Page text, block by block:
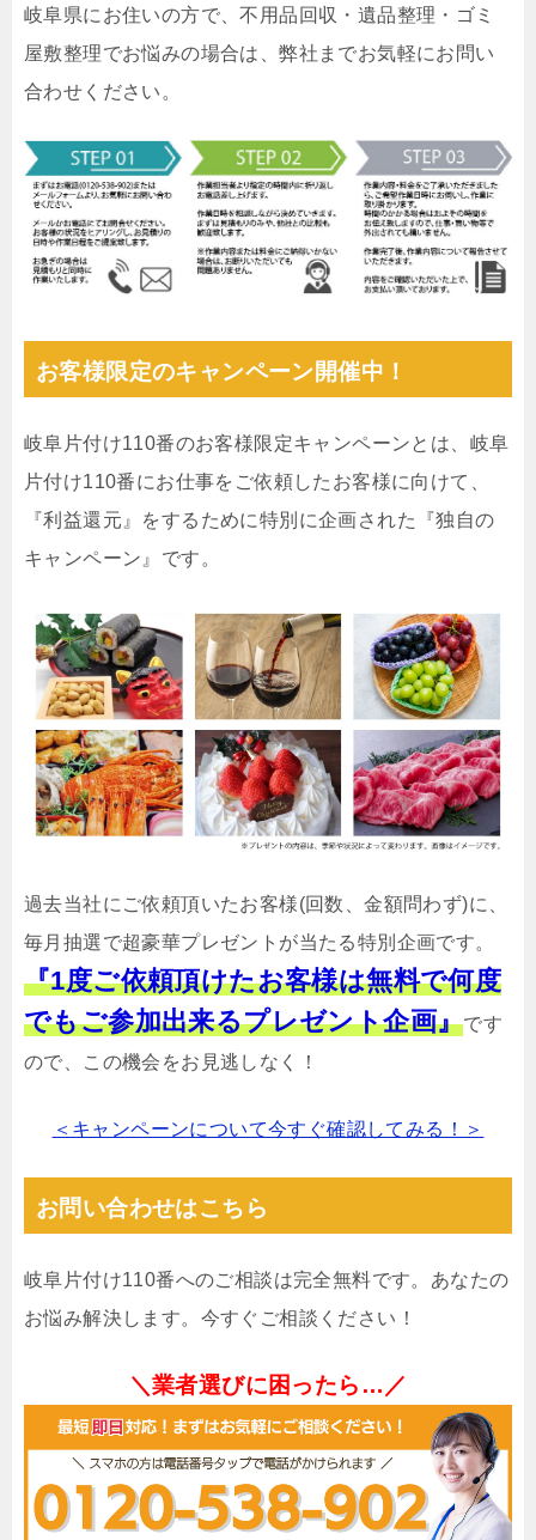
岐阜県にお住いの方で、不用品回収・遺品整理・ゴミ
屋敷整理でお悩みの場合は、弊社までお気軽にお問い
合わせください。
お客様限定のキャンペーン開催中！
岐阜片付け110番のお客様限定キャンペーンとは、岐阜
片付け110番にお仕事をご依頼したお客様に向けて、
『利益還元』をするために特別に企画された『独自の
キャンペーン』です。
過去当社にご依頼頂いたお客様(回数、金額問わず)に、
毎月抽選で超豪華プレゼントが当たる特別企画です。
『1度ご依頼頂けたお客様は無料で何度
でもご参加出来るプレゼント企画』です
ので、この機会をお見逃しなく！
＜キャンペーンについて今すぐ確認してみる！＞
お問い合わせはこちら
岐阜片付け110番へのご相談は完全無料です。あなたの
お悩み解決します。今すぐご相談ください！
＼業者選びに困ったら…／